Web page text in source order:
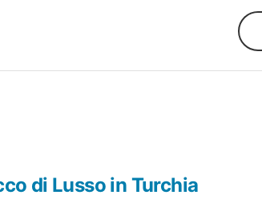
di Lusso in Turchia